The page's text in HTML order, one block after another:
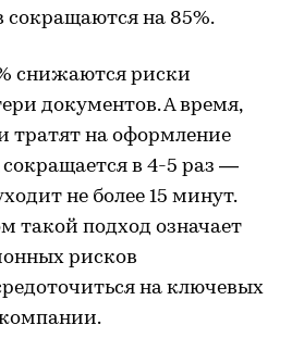
сокращаются на 85%.
снижаются риски
документов. А время,
тратят на оформление
в 4-5 раз —
не более 15 минут.
такой подход означает
рисков
на ключевых